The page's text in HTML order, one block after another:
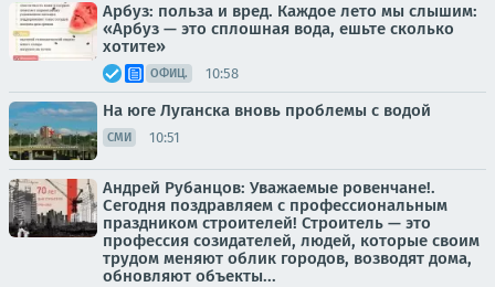
Арбуз: польза и вред. Каждое лето мы слышим:
«Арбуз — это сплошная вода, ешьте сколько
хотите»
ОФИЦ. 10:58
На юге Луганска вновь проблемы с водой
СМИ 10:51
Андрей Рубанцов: Уважаемые ровенчане!.
Сегодня поздравляем с профессиональным
праздником строителей! Строитель — это
профессия созидателей, людей, которые своим
трудом меняют облик городов, возводят дома,
обновляют объекты...